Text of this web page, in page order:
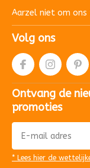
Aarzel niet om
Volg ons
Ontvang de
promoties
* Lees hier de